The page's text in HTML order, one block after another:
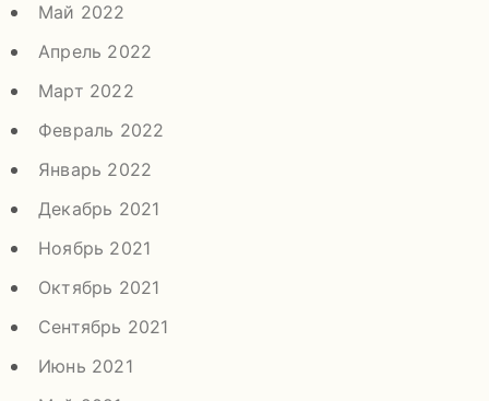
Май 2022
Апрель 2022
Март 2022
Февраль 2022
Январь 2022
Декабрь 2021
Ноябрь 2021
Октябрь 2021
Сентябрь 2021
Июнь 2021